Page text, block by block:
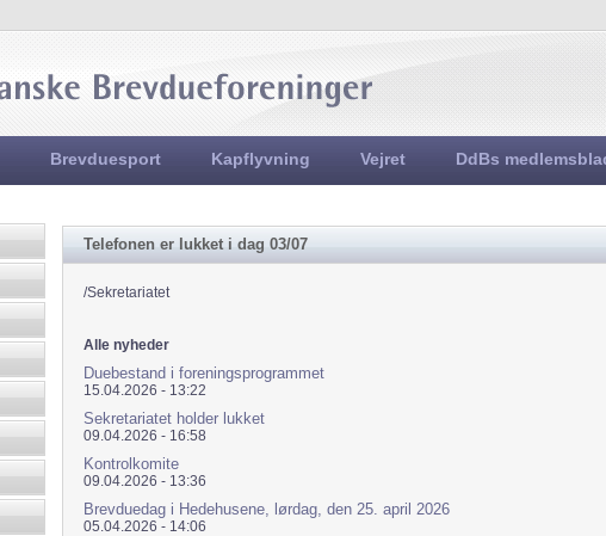
Brevduesport Kapflyvning Vejret DdBs
Telefonen er lukket i dag 03/07
/Sekretariatet
Alle nyheder
Duebestand i foreningsprogrammet
15.04.2026 - 13:22
Sekretariatet holder lukket
09.04.2026 - 16:58
Kontrolkomite
09.04.2026 - 13:36
Brevduedag i Hedehusene, lørdag, den 25. april 2026
05.04.2026 - 14:06